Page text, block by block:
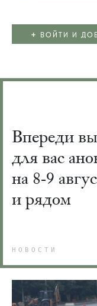
+ ВОЙТИ И
Впереди
для вас
на 8-9
и рядом
НОВОСТИ